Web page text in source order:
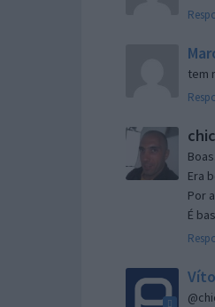
tem
Era
Por
É